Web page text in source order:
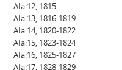
AIa:12, 1815
AIa:13, 1816-1819
AIa:14, 1820-1822
AIa:15, 1823-1824
AIa:16, 1825-1827
AIa:17, 1828-1829